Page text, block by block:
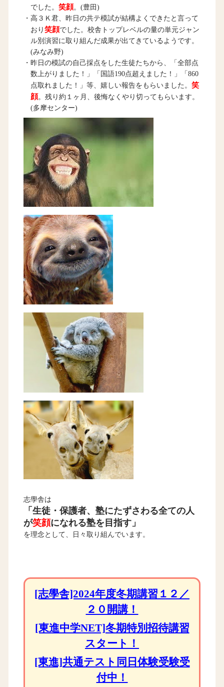
でした。 笑顔。(豊田)
・高３Ｋ君、昨日の共テ模試が結構よくできたと言って
おり 笑顔でした。校舎トップレベルの量の単元ジャン
ル別演習に取り組んだ成果が出てきているようです。
(みなみ野)
・昨日の模試の自己採点をした生徒たちから、「全部点
数上がりました！」「国語190点超えました！」「860
点取れました！」等、嬉しい報告をもらいました。 笑
顔。残り約１ヶ月、後悔なくやり切ってもらいます。
(多摩センター)
志學舎は
「生徒・保護者、塾にたずさわる全ての人
が笑顔になれる塾を目指す」
を理念として、日々取り組んでいます。
[志學舎]2024年度冬期講習１２／
２０開講！
[東進中学NET]冬期特別招待講習
スタート！
[東進]共通テスト同日体験受験受
付中！